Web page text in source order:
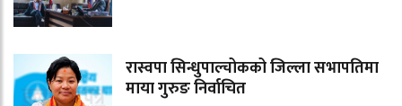
रास्वपा सिन्धुपाल्चोकको जिल्ला सभापतिमा
माया गुरुङ निर्वाचित